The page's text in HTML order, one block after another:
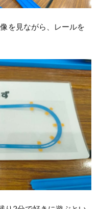
を見ながら、レールを